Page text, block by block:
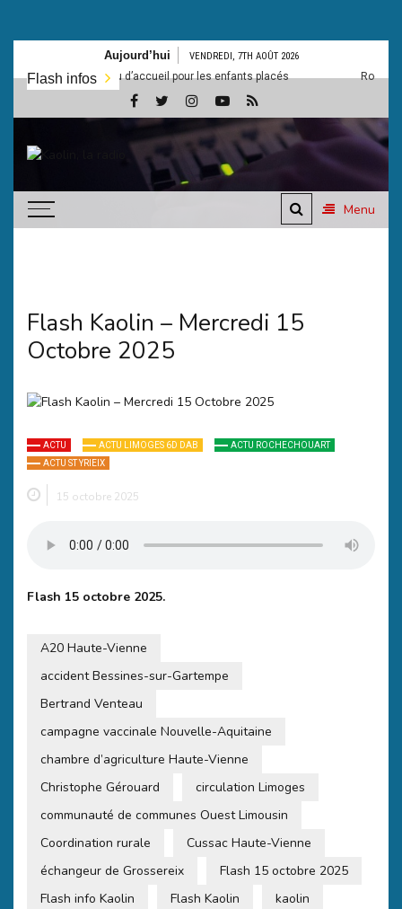
contenu
Aujourd’hui VENDREDI, 7TH AOÛT 2026
Flash infos
Un nouveau lieu d’accueil pour les enfants placés Rochechouart:
Kaolin,
la
radio
Menu
Flash Kaolin – Mercredi 15
Octobre 2025
ACTU ACTU LIMOGES 6D DAB
ACTU ROCHECHOUART
ACTU ST YRIEIX
15 octobre 2025
Flash 15 octobre 2025.
A20 Haute-Vienne
accident Bessines-sur-Gartempe
Bertrand Venteau
campagne vaccinale Nouvelle-Aquitaine
chambre d’agriculture Haute-Vienne
Christophe Gérouard
circulation Limoges
communauté de communes Ouest Limousin
Coordination rurale
Cussac Haute-Vienne
échangeur de Grossereix
Flash 15 octobre 2025
Flash info Kaolin
Flash Kaolin
kaolin